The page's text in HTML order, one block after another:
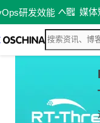
研发效能 媒体